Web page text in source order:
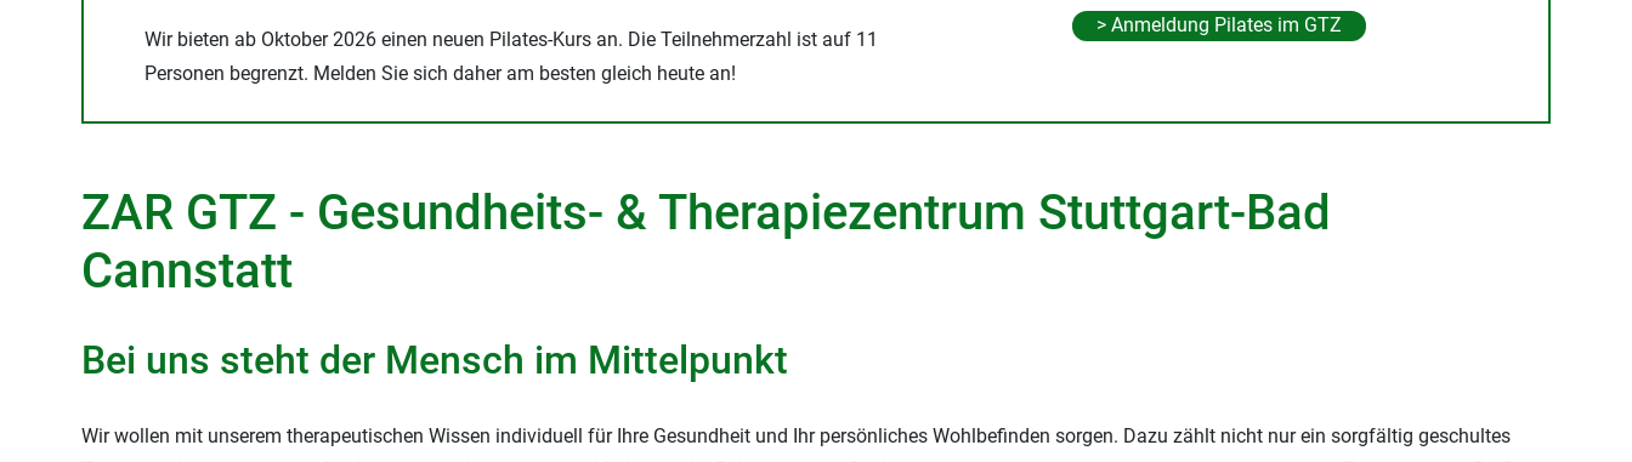
Wir bieten ab Oktober 2026 einen neuen Pilates-Kurs an. Die Teilnehmerzahl ist auf 11
Personen begrenzt. Melden Sie sich daher am besten gleich heute an!
> Anmeldung Pilates im GTZ
ZAR GTZ - Gesundheits- & Therapiezentrum Stuttgart-Bad
Cannstatt
Bei uns steht der Mensch im Mittelpunkt
Wir wollen mit unserem therapeutischen Wissen individuell für Ihre Gesundheit und Ihr persönliches Wohlbefinden sorgen. Dazu zählt nicht nur ein sorgfältig geschultes